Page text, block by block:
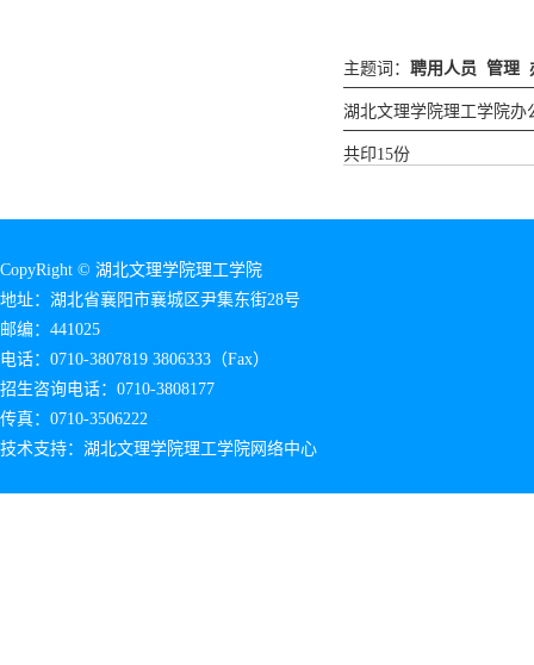
主题词： 聘用人员 管理
湖北文理学院理工学院
共印15份
CopyRight © 湖北文理学院理工学院
地址：湖北省襄阳市襄城区尹集东街28号
邮编：441025
电话：0710-3807819 3806333（Fax）
招生咨询电话：0710-3808177
传真：0710-3506222
技术支持：湖北文理学院理工学院网络中心